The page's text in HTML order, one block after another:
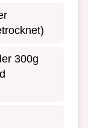
300g